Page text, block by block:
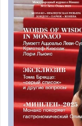
организаторами
Vuelta 2026.
клуба Монако в
Монако Пьера
Хавьера Гильена.
Согласно
испанским этапом
2026 году.